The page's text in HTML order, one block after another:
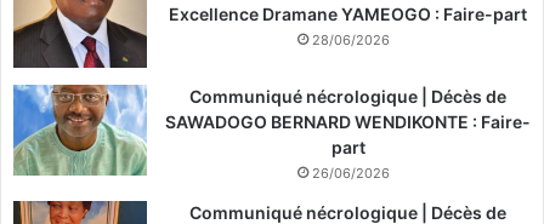
Excellence Dramane YAMEOGO : Faire-part
28/06/2026
Communiqué nécrologique | Décès de
SAWADOGO BERNARD WENDIKONTE : Faire-
part
26/06/2026
Communiqué nécrologique | Décès de